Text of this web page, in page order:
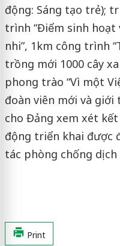
động: Sáng tạo trẻ);
trình “Điểm sinh
nhi”, 1km công trình
trồng mới 1000 cây
phong trào “Vì một
đoàn viên mới và giới
cho Đảng xem xét kết
động triển khai được
tác phòng chống dịch
Print